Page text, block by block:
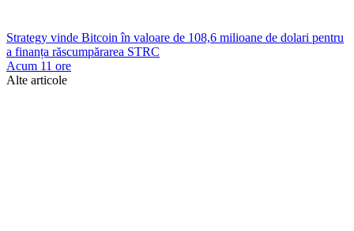
Strategy vinde Bitcoin în valoare de 108,6 milioane de dolari pentru
a finanța răscumpărarea STRC
Acum 11 ore
Alte articole